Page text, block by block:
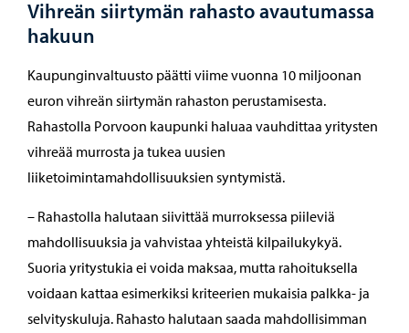
Vihreän siirtymän rahasto avautumassa
hakuun
Kaupunginvaltuusto päätti viime vuonna 10 miljoonan
euron vihreän siirtymän rahaston perustamisesta.
Rahastolla Porvoon kaupunki haluaa vauhdittaa yritysten
vihreää murrosta ja tukea uusien
liiketoimintamahdollisuuksien syntymistä.
– Rahastolla halutaan siivittää murroksessa piileviä
mahdollisuuksia ja vahvistaa yhteistä kilpailukykyä.
Suoria yritystukia ei voida maksaa, mutta rahoituksella
voidaan kattaa esimerkiksi kriteerien mukaisia palkka- ja
selvityskuluja. Rahasto halutaan saada mahdollisimman